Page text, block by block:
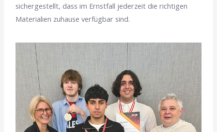
sichergestellt, dass im Ernstfall jederzeit die richtigen
Materialien zuhause verfügbar sind.